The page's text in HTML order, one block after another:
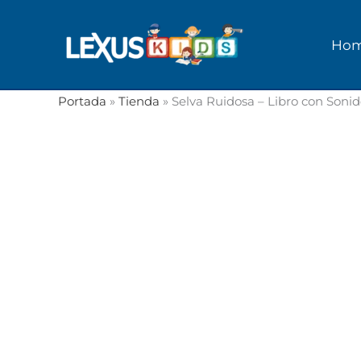
Portada » Tienda » Selva Ruidosa – Libro con